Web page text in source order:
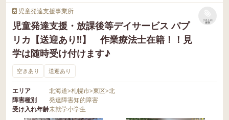
児童発達支援事業所
児童発達支援・放課後等デイサービス パプ
リカ【送迎あり!!】 作業療法士在籍！！見
学は随時受け付けます♪
リストに
保存
空きあり 送迎あり
エリア 北海道>札幌市>東区>北
障害種別
発達障害知的障害
受け入れ年齢未就学小学生